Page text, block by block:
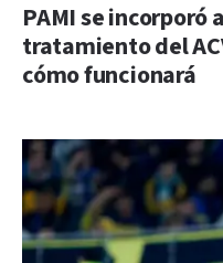
PAMI se incorporó
tratamiento del
cómo funcionará